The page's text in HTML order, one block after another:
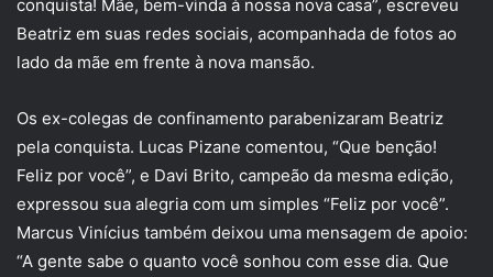
conquista! Mãe, bem-vinda à nossa nova casa”, escreveu
Beatriz em suas redes sociais, acompanhada de fotos ao
lado da mãe em frente à nova mansão.
Os ex-colegas de confinamento parabenizaram Beatriz
pela conquista. Lucas Pizane comentou, “Que benção!
Feliz por você”, e Davi Brito, campeão da mesma edição,
expressou sua alegria com um simples “Feliz por você”.
Marcus Vinícius também deixou uma mensagem de apoio:
“A gente sabe o quanto você sonhou com esse dia. Que